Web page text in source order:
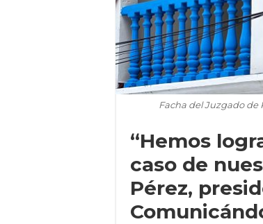
Facha del Juzgado de
“Hemos
caso de
Pérez,